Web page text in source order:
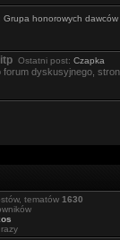
Grupa honorowych dawców
Ostatni post: Czapka
dyskusyjnego,
tematów 1630
razy